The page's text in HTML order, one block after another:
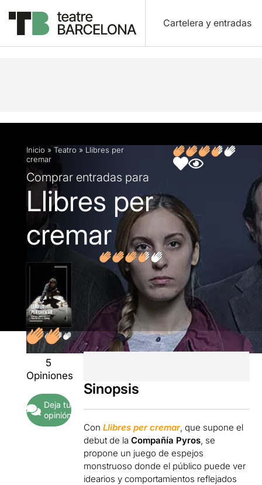
Cartelera y entradas
Descripción Ficha artística Opiniones
Inicio » Teatro » Llibres per
cremar
Comprar entradas para
Llibres per
cremar
5
Opiniones
Deja tu
opinión
Sinopsis
ConLlibres per cremar, que supone el
debut de laCompañía Pyros , se
propone un juego de espejos
monstruoso donde el público puede ver
idearios y comportamientos reflejados